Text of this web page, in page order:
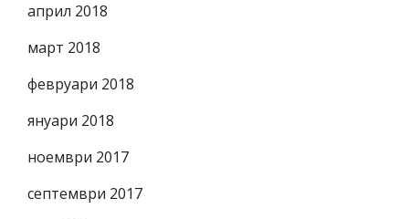
април 2018
март 2018
февруари 2018
януари 2018
ноември 2017
септември 2017